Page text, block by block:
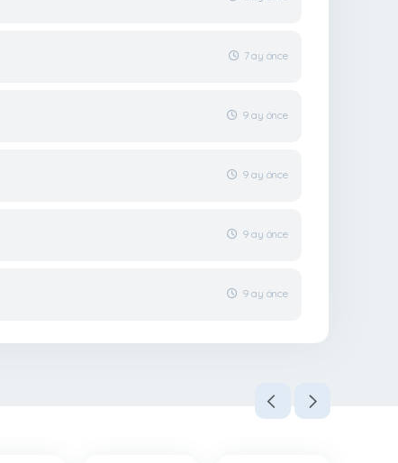
7 ay önce
9 ay önce
9 ay önce
9 ay önce
9 ay önce